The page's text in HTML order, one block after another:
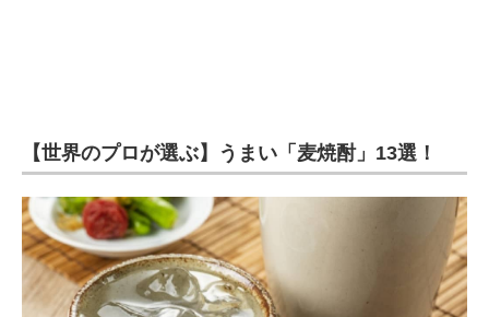
【世界のプロが選ぶ】うまい「麦焼酎」13選！